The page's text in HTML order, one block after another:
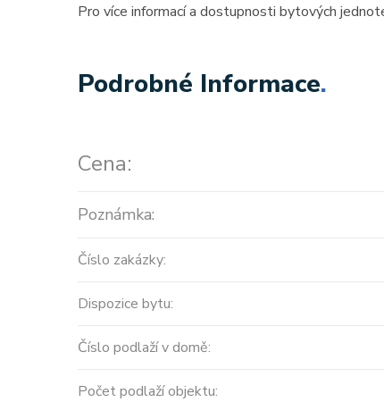
Pro více informací a dostupnosti bytových
Podrobné Informace.
Cena:
Poznámka:
Číslo zakázky:
Dispozice bytu:
Číslo podlaží v domě:
Počet podlaží objektu:
střecha ...
0 m2